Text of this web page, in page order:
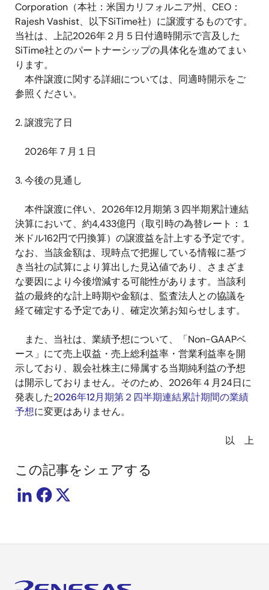
Corporation （本社：米国カリフォルニア州、 CEO ：
Rajesh Vashist、以下SiTime社）に譲渡するものです。
当社は、上記2026年２月５日付適時開示で言及した
SiTime社とのパートナーシップの具体化を進めてまい
ります。
本件譲渡に関する詳細については、同適時開示をご
参照ください。
2.譲渡完了日
2026年７月１日
3. 今後の見通し
本件譲渡に伴い、 2026年12月期第３四半期累計連結
決算において、約4,433億円（取引時の為替レート：１
米ドル162円で円換算）の譲渡益を計上する予定です。
なお、当該金額は、現時点で把握している情報に基づ
き当社の試算により算出した見込値であり、さまざま
な要因により今後増減する可能性があります。当該利
益の最終的な計上時期や金額は、監査法人との協議を
経て確定する予定であり、確定次第お知らせします。
また、当社は、業績予想について、「Non-GAAPベ
ース」にて売上収益・売上総利益率・営業利益率を開
示しており、親会社株主に帰属する当期純利益の予想
は開示しておりません。そのため、 2026年４月24日に
発表した2026年12月期第２四半期連結累計期間の業績
予想に変更はありません。
以 上
この記事をシェアする